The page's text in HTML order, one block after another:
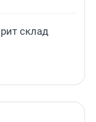
склад